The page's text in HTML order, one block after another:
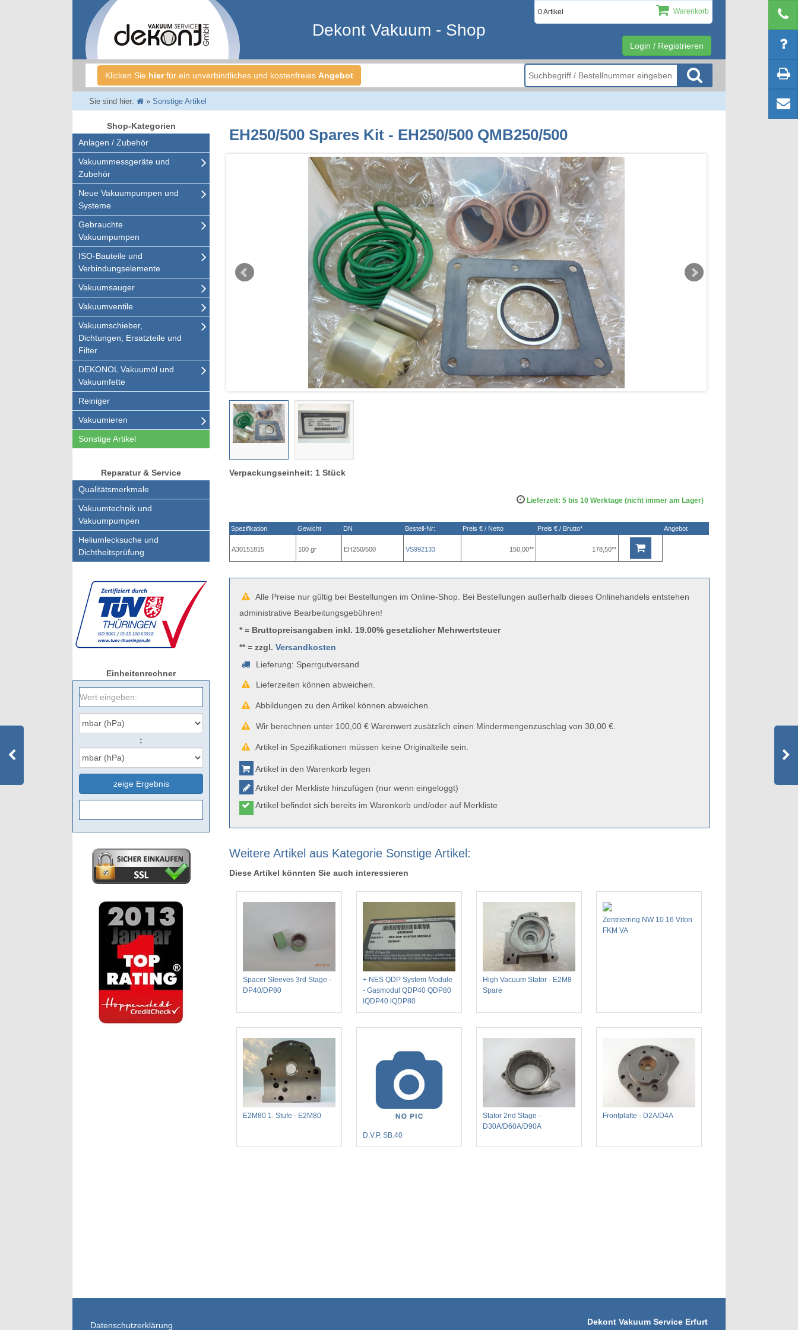
Login / Registrieren
0 Artikel Warenkorb
Dekont Vakuum - Shop
Klicken Sie hierfür ein unverbindliches und kostenfreies Angebot
Sie sind hier: » Sonstige Artikel
Shop-Kategorien
Anlagen / Zubehör
Vakuummessgeräte und
Zubehör
Neue Vakuumpumpen und
Systeme
Gebrauchte
Vakuumpumpen
ISO-Bauteile und
Verbindungselemente
Vakuumsauger
Vakuumventile
Vakuumschieber,
Dichtungen, Ersatzteile und
Filter
DEKONOL Vakuumöl und
Vakuumfette
Reiniger
Vakuumieren
Sonstige Artikel
Reparatur & Service
Qualitätsmerkmale
Vakuumtechnik und
Vakuumpumpen
Heliumlecksuche und
Dichtheitsprüfung
Einheitenrechner
:
zeige Ergebnis
EH250/500 Spares Kit - EH250/500 QMB250/500
Verpackungseinheit: 1 Stück
Lieferzeit: 5 bis 10 Werktage (nicht immer am Lager)
Spezifikation Gewicht DN Bestell-Nr: Preis € / Netto Preis € / Brutto* Angebot
A30151815 100 gr EH250/500 VS992133 150,00** 178,50**
Alle Preise nur gültig bei Bestellungen im Online-Shop. Bei Bestellungen außerhalb dieses Onlinehandels entstehen
administrative Bearbeitungsgebühren!
* = Bruttopreisangaben inkl. 19.00% gesetzlicher Mehrwertsteuer
** = zzgl.Versandkosten
Lieferung: Sperrgutversand
Lieferzeiten können abweichen.
Abbildungen zu den Artikel können abweichen.
Wir berechnen unter 100,00 € Warenwert zusätzlich einen Mindermengenzuschlag von 30,00 €.
Artikel in Spezifikationen müssen keine Originalteile sein.
Artikel in den Warenkorb legen
Artikel der Merkliste hinzufügen (nur wenn eingeloggt)
Artikel befindet sich bereits im Warenkorb und/oder auf Merkliste
Weitere Artikel aus Kategorie Sonstige Artikel:
Diese Artikel könnten Sie auch interessieren
Spacer Sleeves 3rd Stage -
DP40/DP80
+ NES QDP System Module
- Gasmodul QDP40 QDP80
iQDP40 iQDP80
High Vacuum Stator - E2M8
Spare
Zentrierring NW 10 16 Viton
FKM VA
E2M80 1. Stufe - E2M80
D.V.P. SB.40
Stator 2nd Stage -
D30A/D60A/D90A
Frontplatte - D2A/D4A
Datenschutzerklärung
Dekont Vakuum Service Erfurt